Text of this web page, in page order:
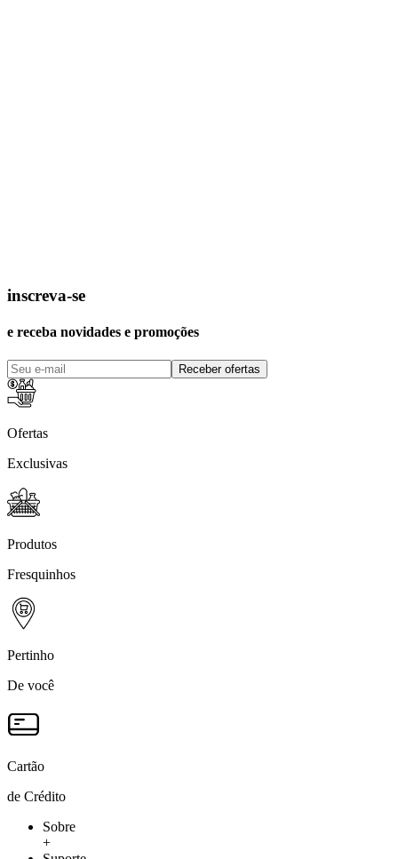
inscreva-se
e receba novidades e promoções
Receber ofertas
Ofertas
Exclusivas
Produtos
Fresquinhos
Pertinho
De você
Cartão
de Crédito
Sobre
+